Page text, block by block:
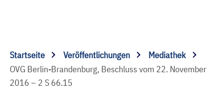
Startseite Veröffentlichungen
Mediathek
OVG Berlin-Brandenburg, Beschluss vom 22. November
2016 – 2 S 66.15